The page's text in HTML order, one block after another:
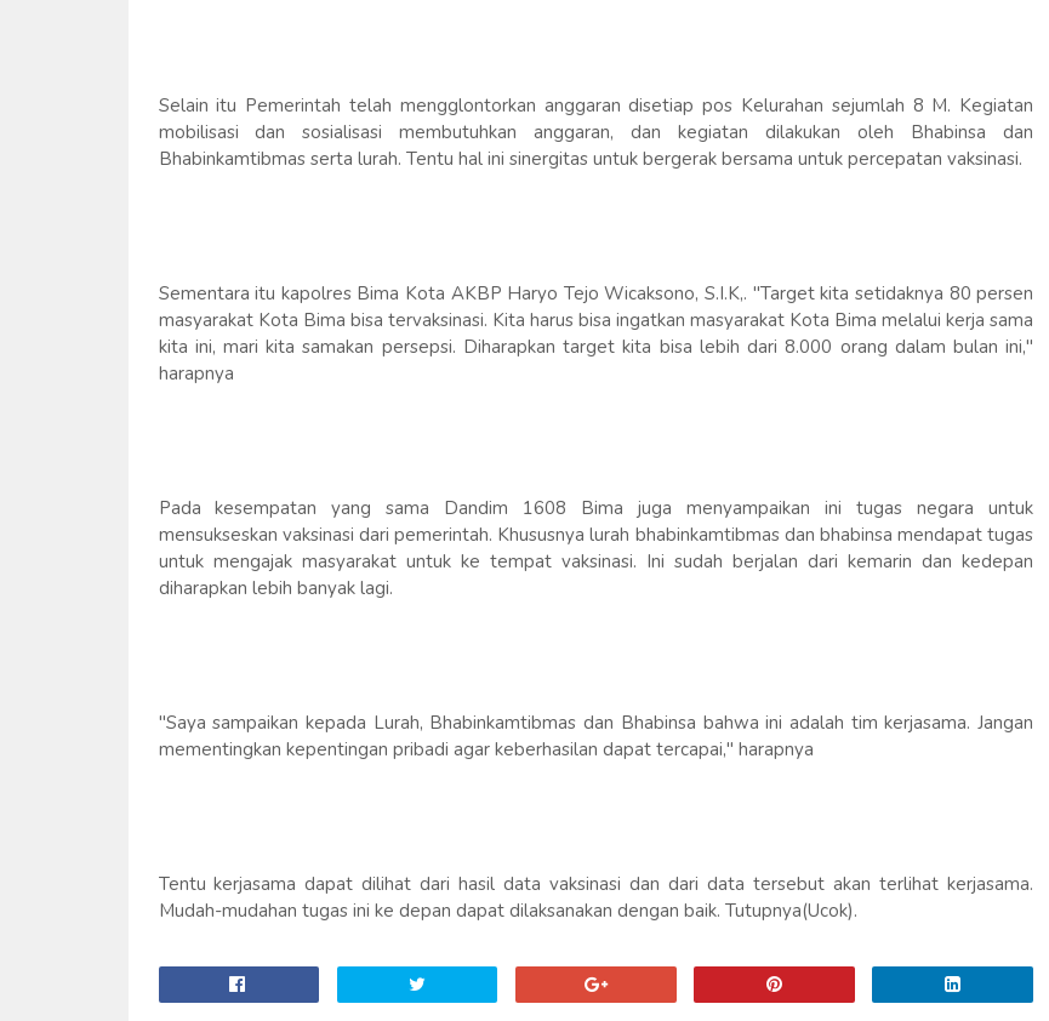
Selain itu Pemerintah telah mengglontorkan anggaran disetiap pos Kelurahan sejumlah 8 M. Kegiatan
mobilisasi dan sosialisasi membutuhkan anggaran, dan kegiatan dilakukan oleh Bhabinsa dan
Bhabinkamtibmas serta lurah. Tentu hal ini sinergitas untuk bergerak bersama untuk percepatan vaksinasi.
Sementara itu kapolres Bima Kota AKBP Haryo Tejo Wicaksono, S.I.K,. "Target kita setidaknya 80 persen
masyarakat Kota Bima bisa tervaksinasi. Kita harus bisa ingatkan masyarakat Kota Bima melalui kerja sama
kita ini, mari kita samakan persepsi. Diharapkan target kita bisa lebih dari 8.000 orang dalam bulan ini,"
harapnya
Pada kesempatan yang sama Dandim 1608 Bima juga menyampaikan ini tugas negara untuk
mensukseskan vaksinasi dari pemerintah. Khususnya lurah bhabinkamtibmas dan bhabinsa mendapat tugas
untuk mengajak masyarakat untuk ke tempat vaksinasi. Ini sudah berjalan dari kemarin dan kedepan
diharapkan lebih banyak lagi.
"Saya sampaikan kepada Lurah, Bhabinkamtibmas dan Bhabinsa bahwa ini adalah tim kerjasama. Jangan
mementingkan kepentingan pribadi agar keberhasilan dapat tercapai," harapnya
Tentu kerjasama dapat dilihat dari hasil data vaksinasi dan dari data tersebut akan terlihat kerjasama.
Mudah-mudahan tugas ini ke depan dapat dilaksanakan dengan baik. Tutupnya(Ucok).